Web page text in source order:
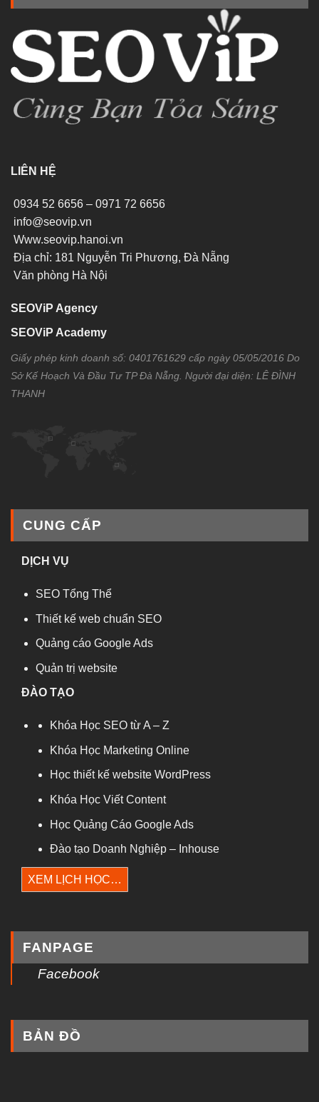
LIÊN HỆ
0934 52 6656 – 0971 72 6656
info@seovip.vn
Www.seovip.hanoi.vn
Địa chỉ: 181 Nguyễn Tri Phương, Đà Nẵng
Văn phòng Hà Nội
SEOViP Agency
SEOViP Academy
Giấy phép kinh doanh số: 0401761629 cấp ngày 05/05/2016 Do
Sở Kế Hoạch Và Đầu Tư TP Đà Nẵng. Người đại diện: LÊ ĐÌNH
THANH
CUNG CẤP
DỊCH VỤ
SEO Tổng Thể
Thiết kế web chuẩn SEO
Quảng cáo Google Ads
Quản trị website
ĐÀO TẠO
Khóa Học SEO từ A – Z
Khóa Học Marketing Online
Học thiết kế website WordPress
Khóa Học Viết Content
Học Quảng Cáo Google Ads
Đào tạo Doanh Nghiệp – Inhouse
XEM LỊCH HỌC…
FANPAGE
Facebook
BẢN ĐỒ